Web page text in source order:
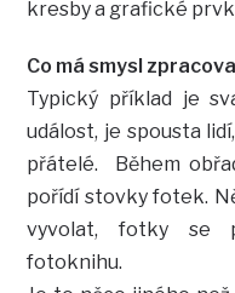
kresby a grafické
Co má smysl
Typický příklad je
událost, je spousta
přátelé. Během
pořídí stovky fotek.
vyvolat, fotky se
fotoknihu.